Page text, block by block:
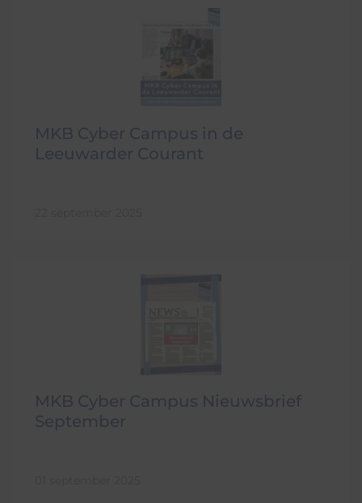
MKB Cyber Campus in de
Leeuwarder Courant
MKB Cyber Campus Nieuwsbrief
September